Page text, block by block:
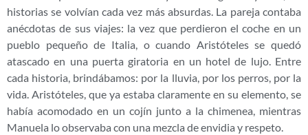
historias se volvían cada vez más absurdas. La pareja contaba
anécdotas de sus viajes: la vez que perdieron el coche en un
pueblo pequeño de Italia, o cuando Aristóteles se quedó
atascado en una puerta giratoria en un hotel de lujo. Entre
cada historia, brindábamos: por la lluvia, por los perros, por la
vida. Aristóteles, que ya estaba claramente en su elemento, se
había acomodado en un cojín junto a la chimenea, mientras
Manuela lo observaba con una mezcla de envidia y respeto.